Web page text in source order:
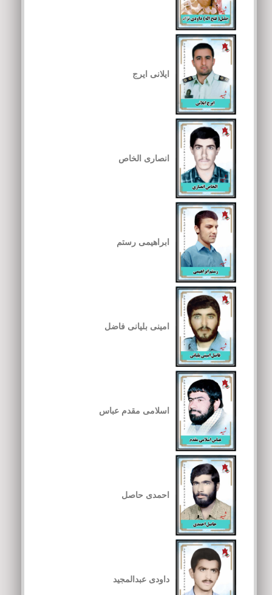
ایلانی ایرج
انصاری الخاص
ابراهیمی رستم
امینی بلیانی فاضل
اسلامی مقدم عباس
احمدی حاصل
داودی عبدالمجید